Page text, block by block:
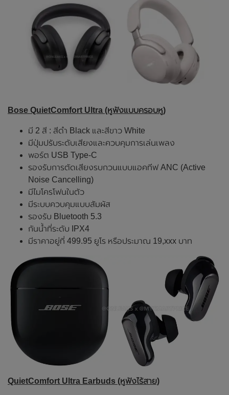
Bose QuietComfort Ultra (หูฟังแบบครอบหู)
มี 2 สี : สีดำ Black และสีขาว White
มีปุ่มปรับระดับเสียงและควบคุมการเล่นเพลง
พอร์ต USB Type-C
รองรับการตัดเสียงรบกวนแบบแอคทีฟ ANC (Active
Noise Cancelling)
มีไมโครโฟนในตัว
มีระบบควบคุมแบบสัมผัส
รองรับ Bluetooth 5.3
กันน้ำที่ระดับ IPX4
มีราคาอยู่ที่ 499.95 ยูโร หรือประมาณ 19,xxx บาท
QuietComfort Ultra Earbuds (หูฟังไร้สาย)